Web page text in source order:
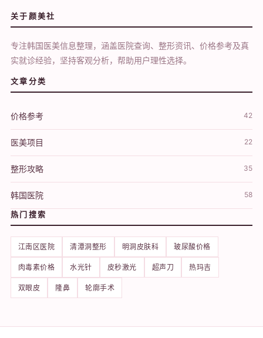
关于颜美社
专注韩国医美信息整理，涵盖医院查询、整形资讯、价格参考及真
实就诊经验，坚持客观分析，帮助用户理性选择。
文章分类
价格参考 42
医美项目 22
整形攻略 35
韩国医院 58
热门搜索
江南区医院 清潭洞整形 明洞皮肤科 玻尿酸价格
肉毒素价格 水光针 皮秒激光 超声刀 热玛吉
双眼皮 隆鼻 轮廓手术